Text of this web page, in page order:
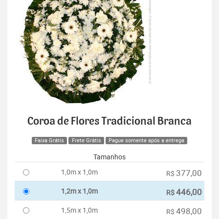
Coroa de Flores Tradicional Branca
Faixa Grátis Frete Grátis Pague somente após a entrega
Tamanhos
1,0m x 1,0m
R$ 377,00
1,2m x 1,0m R$446,00
1,5m x 1,0m R$ 498,00